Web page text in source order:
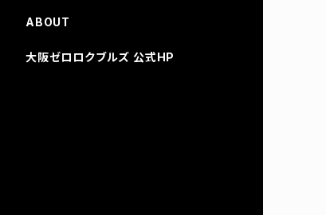
ABOUT
大阪ゼロロクブルズ 公式HP